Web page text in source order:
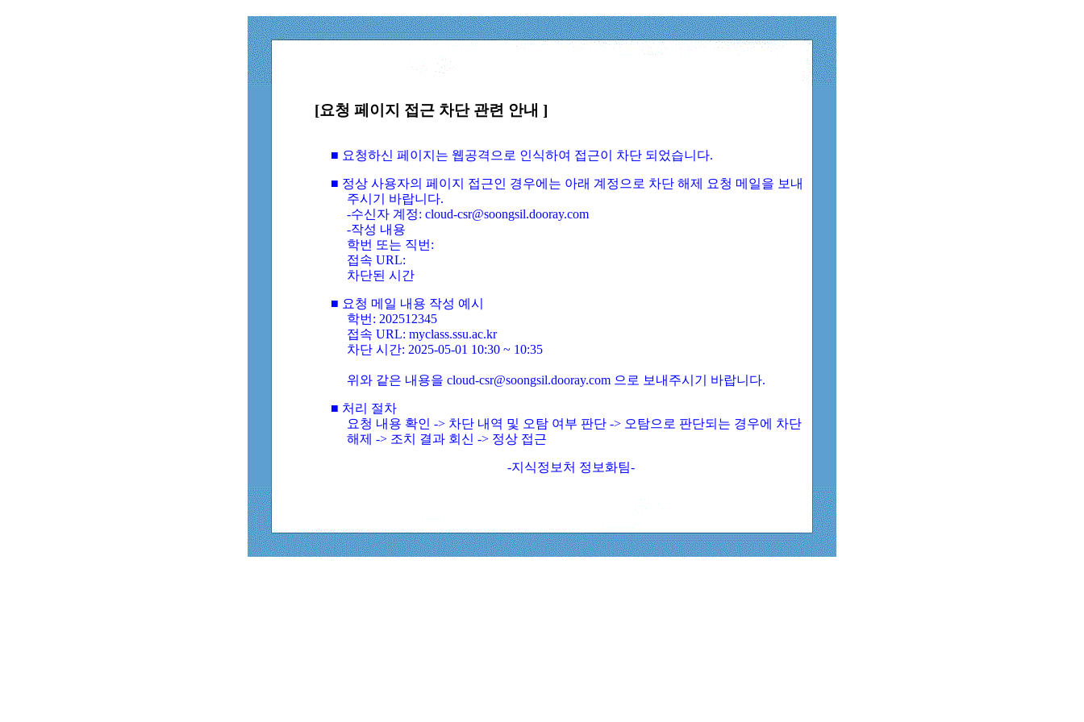
[요청 페이지 접근 차단 관련 안내 ]
■ 요청하신 페이지는 웹공격으로 인식하여 접근이 차단 되었습니다.
■ 정상 사용자의 페이지 접근인 경우에는 아래 계정으로 차단 해제 요청 메일을 보내
주시기 바랍니다.
-수신자 계정: cloud-csr@soongsil.dooray.com
-작성 내용
학번 또는 직번:
접속 URL:
차단된 시간
■ 요청 메일 내용 작성 예시
학번: 202512345
접속 URL: myclass.ssu.ac.kr
차단 시간: 2025-05-01 10:30 ~ 10:35
위와 같은 내용을 cloud-csr@soongsil.dooray.com 으로 보내주시기 바랍니다.
■ 처리 절차
요청 내용 확인 -> 차단 내역 및 오탐 여부 판단 -> 오탐으로 판단되는 경우에 차단
해제 -> 조치 결과 회신 -> 정상 접근
-지식정보처 정보화팀-